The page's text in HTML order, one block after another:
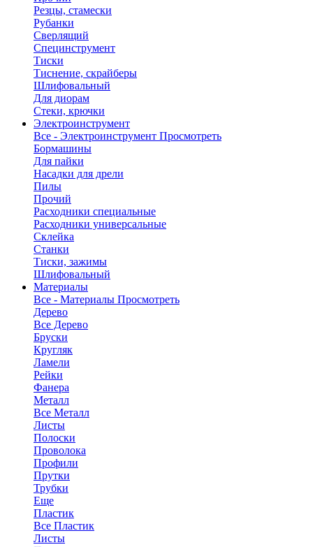
Резцы, стамески
Рубанки
Сверлящий
Специнструмент
Тиски
Тиснение, скрайберы
Шлифовальный
Для диорам
Стеки, крючки
Электроинструмент
Все - Электроинструмент Просмотреть
Бормашины
Для пайки
Насадки для дрели
Пилы
Прочий
Расходники специальные
Расходники универсальные
Склейка
Станки
Тиски, зажимы
Шлифовальный
Материалы
Все - Материалы Просмотреть
Дерево
Все Дерево
Бруски
Кругляк
Ламели
Рейки
Фанера
Металл
Все Металл
Листы
Полоски
Проволока
Профили
Прутки
Трубки
Еще
Пластик
Все Пластик
Листы